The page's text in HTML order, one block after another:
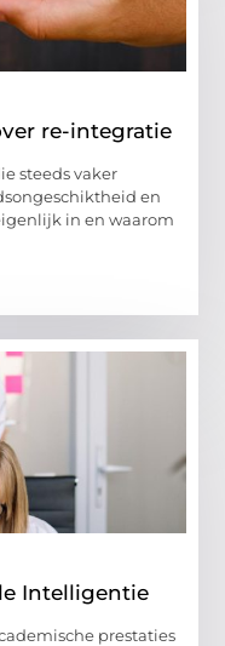
re-integratie
steeds vaker
en
in en waarom
Intelligentie
prestaties